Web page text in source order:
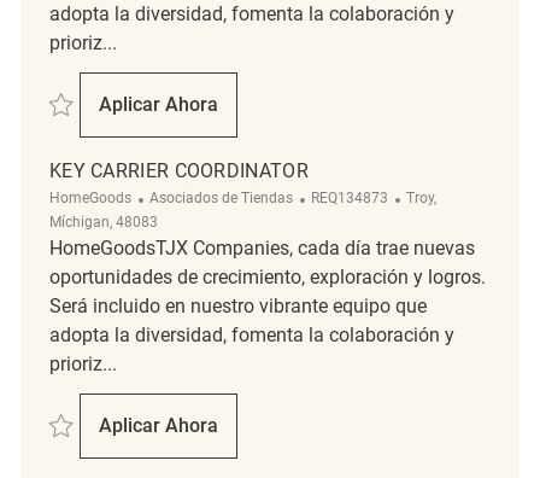
adopta la diversidad, fomenta la colaboración y
prioriz...
Salvar Key Carrier REQ143543
Aplicar Ahora
Key Carrier
KEY CARRIER COORDINATOR
HomeGoods Categoría
Asociados de Tiendas ReqId
REQ134873 Ubicación
Troy,
Míchigan, 48083
HomeGoodsTJX Companies, cada día trae nuevas
oportunidades de crecimiento, exploración y logros.
Será incluido en nuestro vibrante equipo que
adopta la diversidad, fomenta la colaboración y
prioriz...
Salvar Key Carrier Coordinator REQ134873
Aplicar Ahora
Key Carrier Coordinator